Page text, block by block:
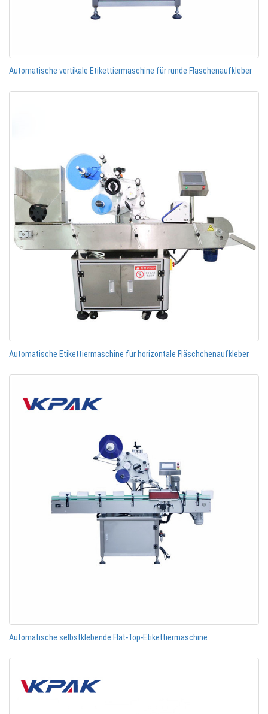
Automatische vertikale Etikettiermaschine für runde Flaschenaufkleber
Automatische Etikettiermaschine für horizontale Fläschchenaufkleber
Automatische selbstklebende Flat-Top-Etikettiermaschine